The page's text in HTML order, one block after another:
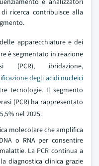
ricerca contribuisce alla
apparecchiature e dei
è segmentato in reazione
ibridazione,
degli acidi nucleici
tecnologie. Il segmento
(PCR) ha rappresentato
nel 2025.
molecolare che amplifica
o RNA per consentire
La PCR continua a
diagnostica clinica grazie